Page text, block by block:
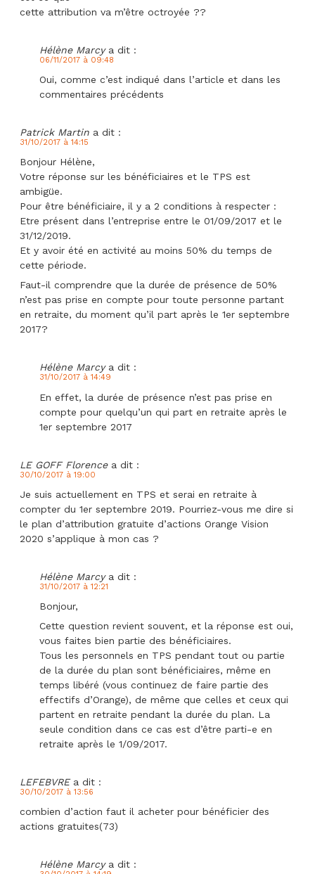
cette attribution va m’être octroyée ??
Hélène Marcy a dit :
06/11/2017 à 09:48
Oui, comme c’est indiqué dans l’article et dans les
commentaires précédents
Patrick Martin a dit :
31/10/2017 à 14:15
Bonjour Hélène,
Votre réponse sur les bénéficiaires et le TPS est
ambigüe.
Pour être bénéficiaire, il y a 2 conditions à respecter :
Etre présent dans l’entreprise entre le 01/09/2017 et le
31/12/2019.
Et y avoir été en activité au moins 50% du temps de
cette période.
Faut-il comprendre que la durée de présence de 50%
n’est pas prise en compte pour toute personne partant
en retraite, du moment qu’il part après le 1er septembre
2017?
Hélène Marcy a dit :
31/10/2017 à 14:49
En effet, la durée de présence n’est pas prise en
compte pour quelqu’un qui part en retraite après le
1er septembre 2017
LE GOFF Florence a dit :
30/10/2017 à 19:00
Je suis actuellement en TPS et serai en retraite à
compter du 1er septembre 2019. Pourriez-vous me dire si
le plan d’attribution gratuite d’actions Orange Vision
2020 s’applique à mon cas ?
Hélène Marcy a dit :
31/10/2017 à 12:21
Bonjour,
Cette question revient souvent, et la réponse est oui,
vous faites bien partie des bénéficiaires.
Tous les personnels en TPS pendant tout ou partie
de la durée du plan sont bénéficiaires, même en
temps libéré (vous continuez de faire partie des
effectifs d’Orange), de même que celles et ceux qui
partent en retraite pendant la durée du plan. La
seule condition dans ce cas est d’être parti-e en
retraite après le 1/09/2017.
LEFEBVRE a dit :
30/10/2017 à 13:56
combien d’action faut il acheter pour bénéficier des
actions gratuites(73)
Hélène Marcy a dit :